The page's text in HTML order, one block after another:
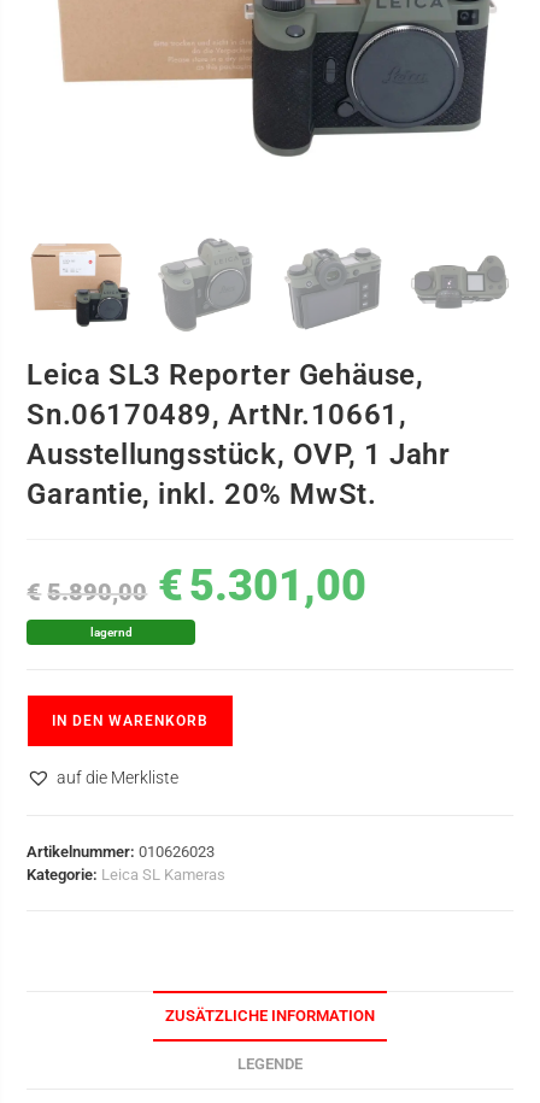
Leica SL3 Reporter Gehäuse,
Sn.06170489, ArtNr.10661,
Ausstellungsstück, OVP, 1 Jahr
Garantie, inkl. 20% MwSt.
€ 5.890,00 €5.301,00
lagernd
IN DEN WARENKORB
auf die Merkliste
Artikelnummer:010626023
Kategorie: Leica SL Kameras
ZUSÄTZLICHE INFORMATION
LEGENDE